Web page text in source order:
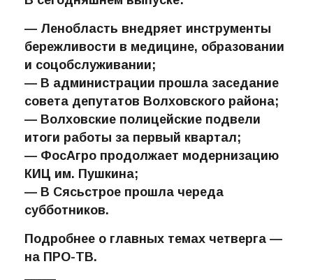
— Ленобласть внедряет инструменты
бережливости в медицине, образовании
и соцобслуживании;
— В администрации прошла заседание
совета депутатов Волховского района;
— Волховские полицейские подвели
итоги работы за первый квартал;
— ФосАгро продолжает модернизацию
КИЦ им. Пушкина;
— В Сясьстрое прошла череда
субботников.
Подробнее о главных темах четверга —
на ПРО-ТВ.